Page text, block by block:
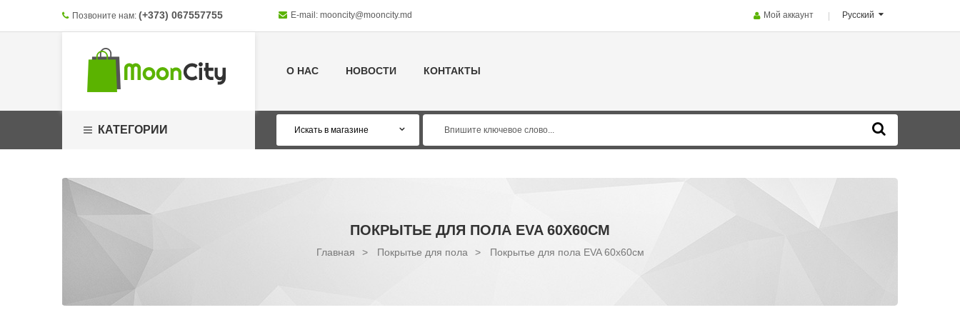
Позвоните нам: (+373) 067557755 E-mail: mooncity@mooncity.md Русский
Мой аккаунт
О НАС НОВОСТИ КОНТАКТЫ
КАТЕГОРИИ
ПОКРЫТЬЕ ДЛЯ ПОЛА EVA 60Х60СМ
Главная > Покрытье для пола > Покрытье для пола EVA 60х60см